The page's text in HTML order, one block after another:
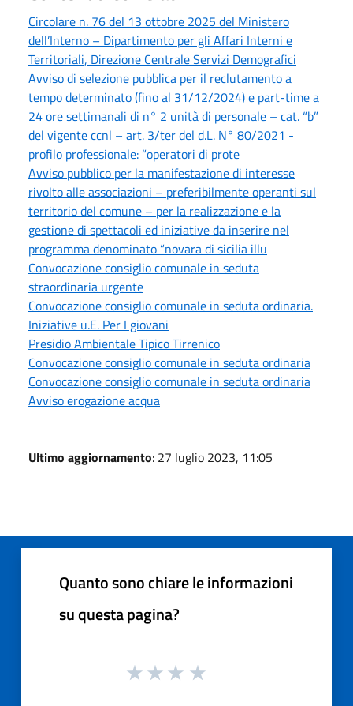
Circolare n. 76 del 13 ottobre 2025 del Ministero
dell’Interno – Dipartimento per gli Affari Interni e
Territoriali, Direzione Centrale Servizi Demografici
Avviso di selezione pubblica per il reclutamento a
tempo determinato (fino al 31/12/2024) e part-time a
24 ore settimanali di n° 2 unità di personale – cat. “b”
del vigente ccnl – art. 3/ter del d.L. N° 80/2021 -
profilo professionale: “operatori di prote
Avviso pubblico per la manifestazione di interesse
rivolto alle associazioni – preferibilmente operanti sul
territorio del comune – per la realizzazione e la
gestione di spettacoli ed iniziative da inserire nel
programma denominato “novara di sicilia illu
Convocazione consiglio comunale in seduta
straordinaria urgente
Convocazione consiglio comunale in seduta ordinaria.
Iniziative u.E. Per I giovani
Presidio Ambientale Tipico Tirrenico
Convocazione consiglio comunale in seduta ordinaria
Convocazione consiglio comunale in seduta ordinaria
Avviso erogazione acqua
Ultimo aggiornamento: 27 luglio 2023, 11:05
Quanto sono chiare le informazioni
su questa pagina?